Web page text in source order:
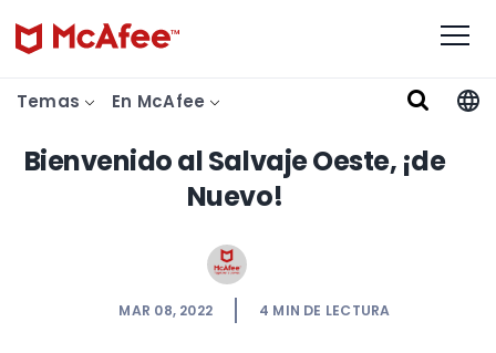
Temas En McAfee
Bienvenido al Salvaje Oeste, ¡de
Nuevo!
MAR 08, 2022 4 MIN DE LECTURA